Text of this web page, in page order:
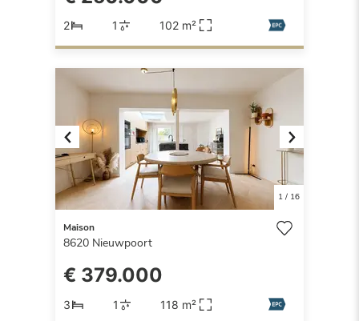
2 1 102 m²
Previous Next
1/ 16
Maison
8620 Nieuwpoort
€ 379.000
3 1 118 m²